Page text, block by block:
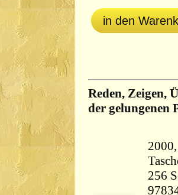
in den
Reden, Zeigen,
der gelungenen
256 Seiten